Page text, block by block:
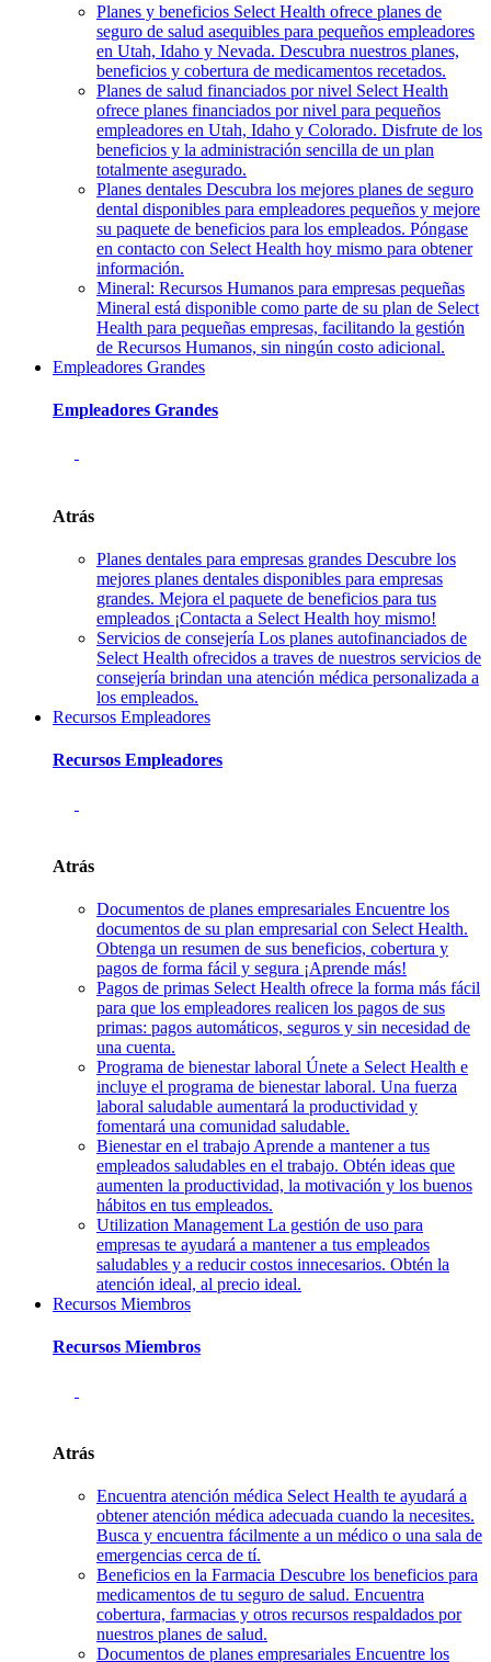
Planes y beneficios Select Health ofrece planes de
seguro de salud asequibles para pequeños empleadores
en Utah, Idaho y Nevada. Descubra nuestros planes,
beneficios y cobertura de medicamentos recetados.
Planes de salud financiados por nivel Select Health
ofrece planes financiados por nivel para pequeños
empleadores en Utah, Idaho y Colorado. Disfrute de los
beneficios y la administración sencilla de un plan
totalmente asegurado.
Planes dentales Descubra los mejores planes de seguro
dental disponibles para empleadores pequeños y mejore
su paquete de beneficios para los empleados. Póngase
en contacto con Select Health hoy mismo para obtener
información.
Mineral: Recursos Humanos para empresas pequeñas
Mineral está disponible como parte de su plan de Select
Health para pequeñas empresas, facilitando la gestión
de Recursos Humanos, sin ningún costo adicional.
Empleadores Grandes
Empleadores Grandes
Atrás
Planes dentales para empresas grandes Descubre los
mejores planes dentales disponibles para empresas
grandes. Mejora el paquete de beneficios para tus
empleados ¡Contacta a Select Health hoy mismo!
Servicios de consejería Los planes autofinanciados de
Select Health ofrecidos a traves de nuestros servicios de
consejería brindan una atención médica personalizada a
los empleados.
Recursos Empleadores
Recursos Empleadores
Atrás
Documentos de planes empresariales Encuentre los
documentos de su plan empresarial con Select Health.
Obtenga un resumen de sus beneficios, cobertura y
pagos de forma fácil y segura ¡Aprende más!
Pagos de primas Select Health ofrece la forma más fácil
para que los empleadores realicen los pagos de sus
primas: pagos automáticos, seguros y sin necesidad de
una cuenta.
Programa de bienestar laboral Únete a Select Health e
incluye el programa de bienestar laboral. Una fuerza
laboral saludable aumentará la productividad y
fomentará una comunidad saludable.
Bienestar en el trabajo Aprende a mantener a tus
empleados saludables en el trabajo. Obtén ideas que
aumenten la productividad, la motivación y los buenos
hábitos en tus empleados.
Utilization Management La gestión de uso para
empresas te ayudará a mantener a tus empleados
saludables y a reducir costos innecesarios. Obtén la
atención ideal, al precio ideal.
Recursos Miembros
Recursos Miembros
Atrás
Encuentra atención médica Select Health te ayudará a
obtener atención médica adecuada cuando la necesites.
Busca y encuentra fácilmente a un médico o una sala de
emergencias cerca de tí.
Beneficios en la Farmacia Descubre los beneficios para
medicamentos de tu seguro de salud. Encuentra
cobertura, farmacias y otros recursos respaldados por
nuestros planes de salud.
Documentos de planes empresariales Encuentre los